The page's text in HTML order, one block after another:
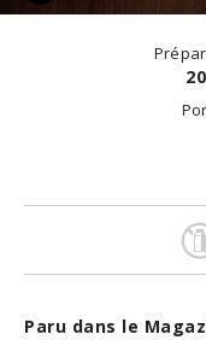
Paru dans le